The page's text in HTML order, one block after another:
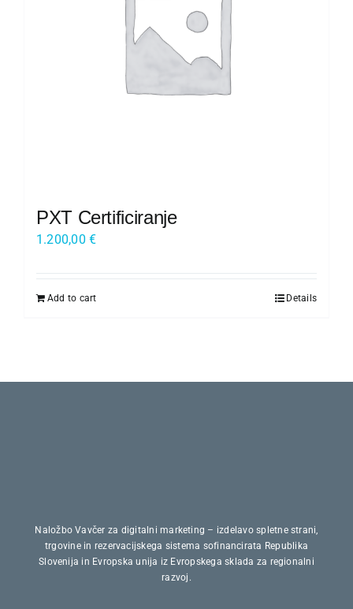
Kariera
O nas
PXT Certificiranje
1.200,00€
Add to cart Details
Naložbo Vavčer za digitalni marketing – izdelavo spletne strani,
trgovine in rezervacijskega sistema sofinancirata Republika
Slovenija in Evropska unija iz Evropskega sklada za regionalni
razvoj.